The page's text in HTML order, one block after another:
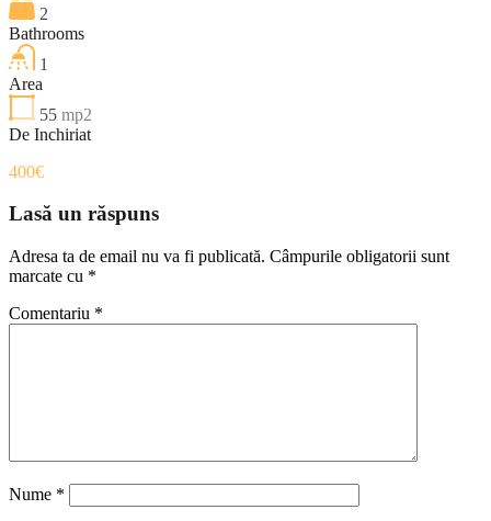
2
Bathrooms
1
Area
55 mp2
De Inchiriat
400€
Lasă un răspuns
Adresa ta de email nu va fi publicată. Câmpurile obligatorii sunt
marcate cu *
Comentariu *
Nume *